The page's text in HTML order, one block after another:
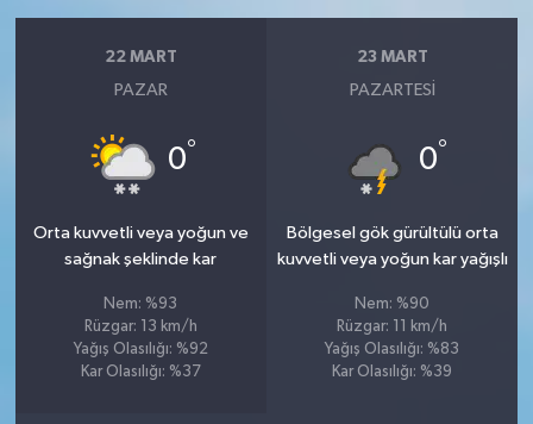
22 MART
PAZAR
0°
Orta kuvvetli veya yoğun ve
sağnak şeklinde kar
Nem: %93
Rüzgar: 13 km/h
Yağış Olasılığı: %92
Kar Olasılığı: %37
23 MART
PAZARTESI
0°
Bölgesel gök gürültülü orta
kuvvetli veya yoğun kar yağışlı
Nem: %90
Rüzgar: 11 km/h
Yağış Olasılığı: %83
Kar Olasılığı: %39